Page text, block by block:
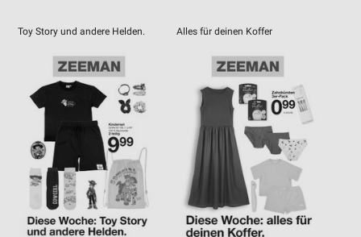
Toy Story und andere Helden. Alles für deinen Koffer